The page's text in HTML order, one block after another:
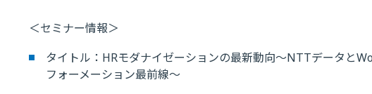
＜セミナー情報＞
タイトル：HRモダナイゼーションの最新動向～NTTデータと
フォーメーション最前線～